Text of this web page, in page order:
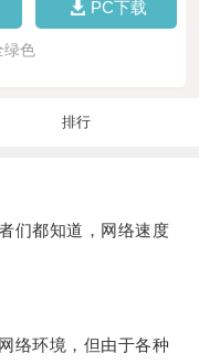
PC下载
绿色
排行
都知道，网络速度
环境，但由于各种